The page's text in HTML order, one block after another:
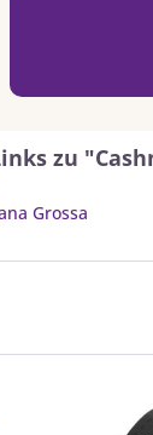
zu
Grossa